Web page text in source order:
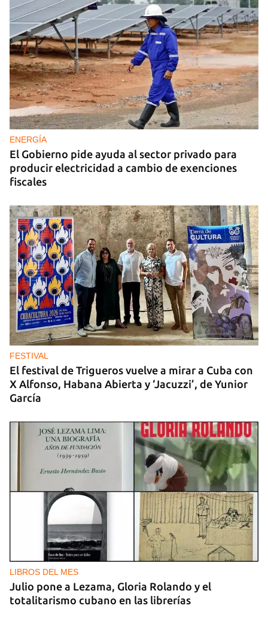
DEPORTACIONES EE UU
El ICE envía a la fuerza a migrantes, entre ellos
cuatro cubanos, a la República Centroafricana
ENERGÍA
El Gobierno pide ayuda al sector privado para
producir electricidad a cambio de exenciones
fiscales
FESTIVAL
El festival de Trigueros vuelve a mirar a Cuba con
X Alfonso, Habana Abierta y ‘Jacuzzi’, de Yunior
García
LIBROS DEL MES
Julio pone a Lezama, Gloria Rolando y el
totalitarismo cubano en las librerías